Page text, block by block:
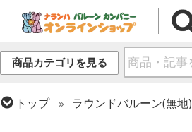
商品カテゴリを見る
トップ ラウンドバルーン(無地)